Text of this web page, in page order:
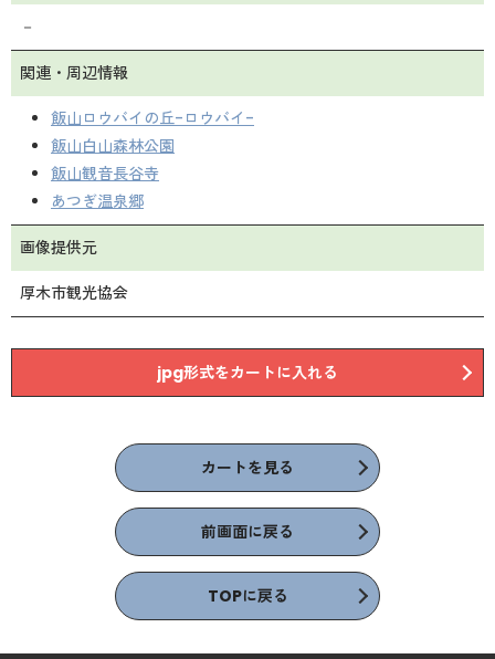
－
関連・周辺情報
飯山ロウバイの丘-ロウバイ-
飯山白山森林公園
飯山観音長谷寺
あつぎ温泉郷
画像提供元
厚木市観光協会
jpg形式をカートに入れる
カートを見る
前画面に戻る
TOPに戻る